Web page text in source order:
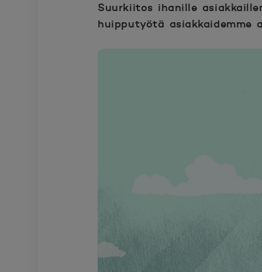
Suurkiitos ihanille
huipputyötä asiakkaidemme